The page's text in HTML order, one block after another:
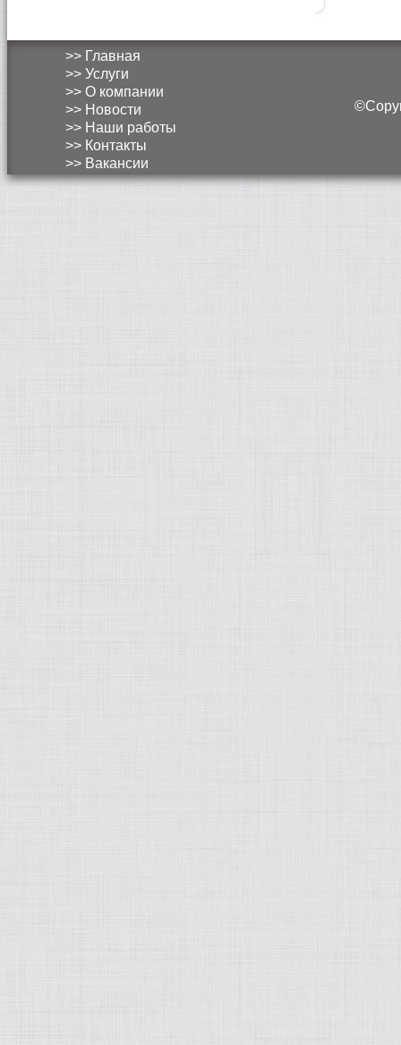
>> Главная
>> Услуги
>> О компании
>> Новости
>> Наши работы
>> Контакты
>> Вакансии